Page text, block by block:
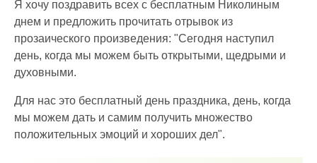
Я хочу поздравить всех с бесплатным Николиным
днем и предложить прочитать отрывок из
прозаического произведения: "Сегодня наступил
день, когда мы можем быть открытыми, щедрыми и
духовными.
Для нас это бесплатный день праздника, день, когда
мы можем дать и самим получить множество
положительных эмоций и хороших дел".